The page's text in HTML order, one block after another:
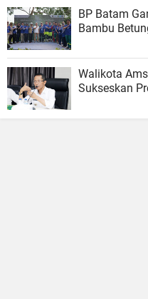
BP Batam
Bambu
Walikota
Sukseskan